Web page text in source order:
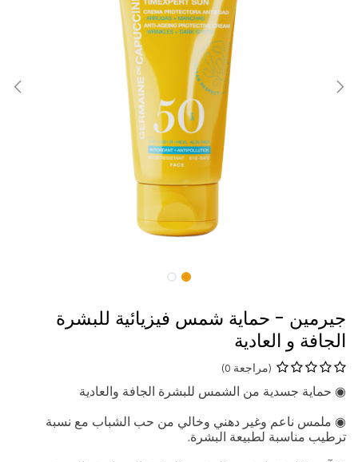
جيرمين - حماية شمس فيزيائية للبشرة
الجافة و العادية
(مراجعة 0)
◉ حماية جسدية من الشمس للبشرة الجافة والعادية
◉ ملمس ناعم وغير دهني وخالي من حب الشباب مع نسبة
ترطيب مناسبة لطبيعة البشرة.